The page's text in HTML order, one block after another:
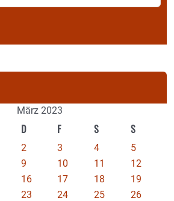
März 2023
D F S S
2 3 4
5
9 10 11
12
16 17 18
19
23 24 25
26